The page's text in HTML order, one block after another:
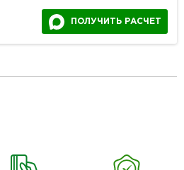
ПОЛУЧИТЬ РАСЧЕТ